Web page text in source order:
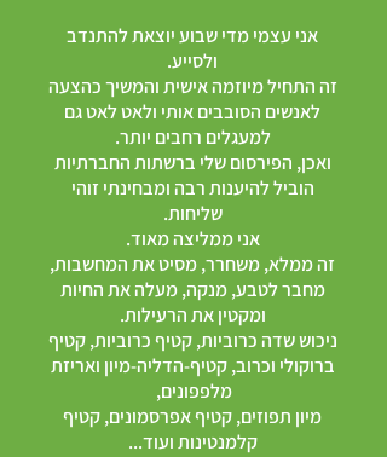
אני עצמי מדי שבוע יוצאת להתנדב
ולסייע.
זה התחיל מיוזמה אישית והמשיך כהצעה
לאנשים הסובבים אותי ולאט לאט גם
למעגלים רחבים יותר.
ואכן, הפירסום שלי ברשתות החברתיות
הוביל להיענות רבה ומבחינתי זוהי
שליחות.
אני ממליצה מאוד.
זה ממלא, משחרר, מסיט את המחשבות,
מחבר לטבע, מנקה, מעלה את החיות
ומקטין את הרעילות.
ניכוש שדה כרוביות, קטיף כרוביות, קטיף
ברוקולי וכרוב, קטיף-הדליה-מיון ואריזת
מלפפונים,
מיון תפוזים, קטיף אפרסמונים, קטיף
קלמנטינות ועוד...